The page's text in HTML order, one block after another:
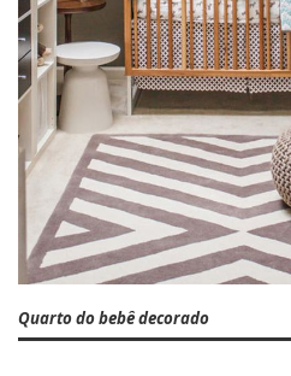
Quarto do bebê decorado